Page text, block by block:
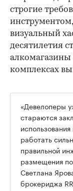
строгие
визуальный
десятилетия
комплексах
«Девелоперы
стараются
работать
правильной
размещения
Светлана
брокериджа